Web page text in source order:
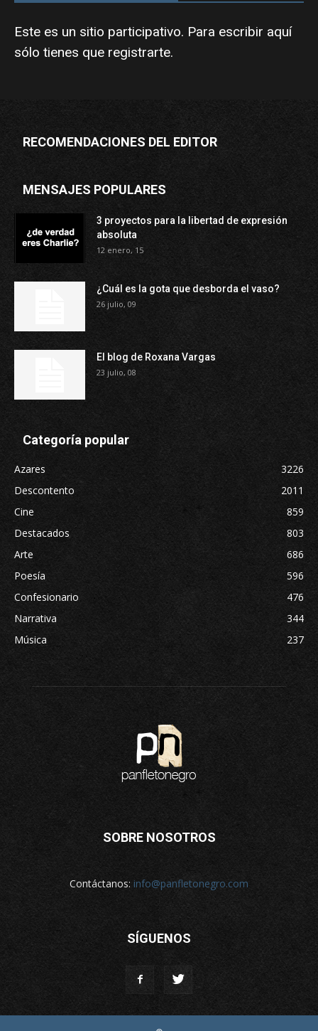
Este es un sitio participativo. Para escribir aquí
sólo tienes que registrarte.
RECOMENDACIONES DEL EDITOR
MENSAJES POPULARES
3 proyectos para la libertad de expresión
absoluta
12 enero, 15
¿Cuál es la gota que desborda el vaso?
26 julio, 09
El blog de Roxana Vargas
23 julio, 08
Categoría popular
Azares
3226
Descontento
2011
Cine
859
Destacados
803
Arte
686
Poesía
596
Confesionario
476
Narrativa
344
Música
237
SOBRE NOSOTROS
Contáctanos: info@panfletonegro.com
SÍGUENOS